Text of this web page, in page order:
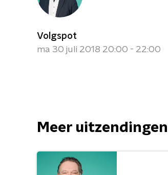
Volgspot
ma 30 juli 2018 20:00 - 22:00
Meer uitzendingen